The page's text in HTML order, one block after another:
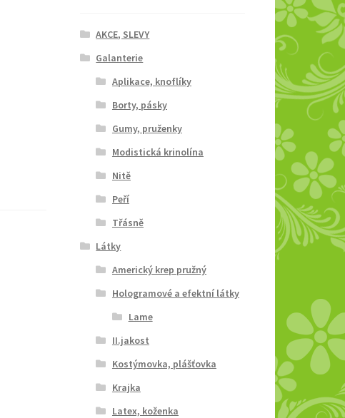
AKCE, SLEVY
Galanterie
Aplikace, knoflíky
Borty, pásky
Gumy, pruženky
Modistická krinolína
Nitě
Peří
Třásně
Látky
Americký krep pružný
Hologramové a efektní látky
Lame
II.jakost
Kostýmovka, plášťovka
Krajka
Latex, koženka